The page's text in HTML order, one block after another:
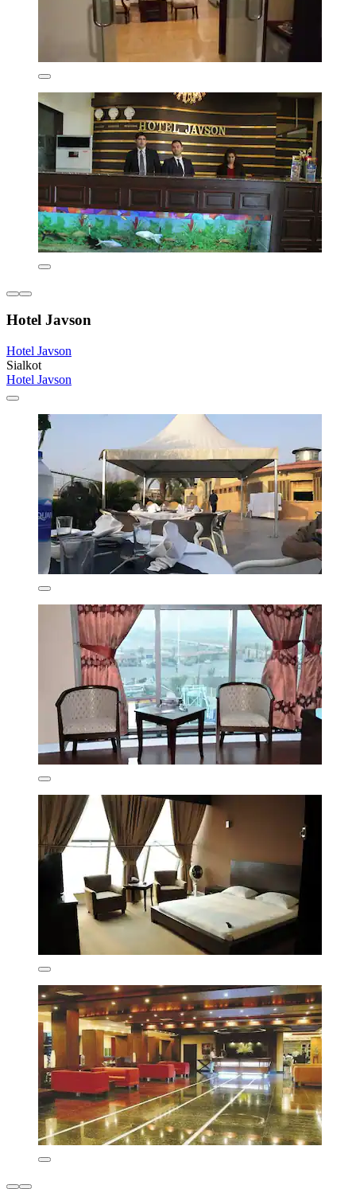
Hotel Javson
Hotel Javson
Sialkot
Hotel Javson